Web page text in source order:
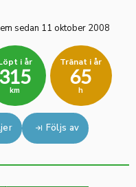
sedan 11 oktober 2008
i år
315
km
Tränat i år
65
h
Följs av